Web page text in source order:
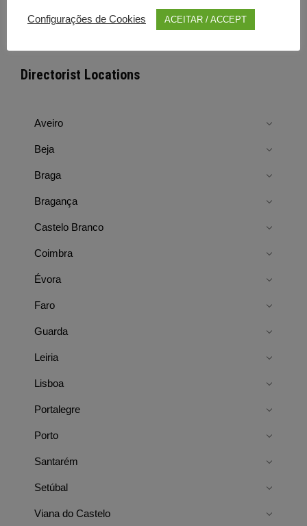
Directorist Locations
Aveiro
Beja
Braga
Bragança
Castelo Branco
Coimbra
Évora
Faro
Guarda
Leiria
Lisboa
Portalegre
Porto
Santarém
Setúbal
Viana do Castelo
Configurações de Cookies ACEITAR / ACCEPT